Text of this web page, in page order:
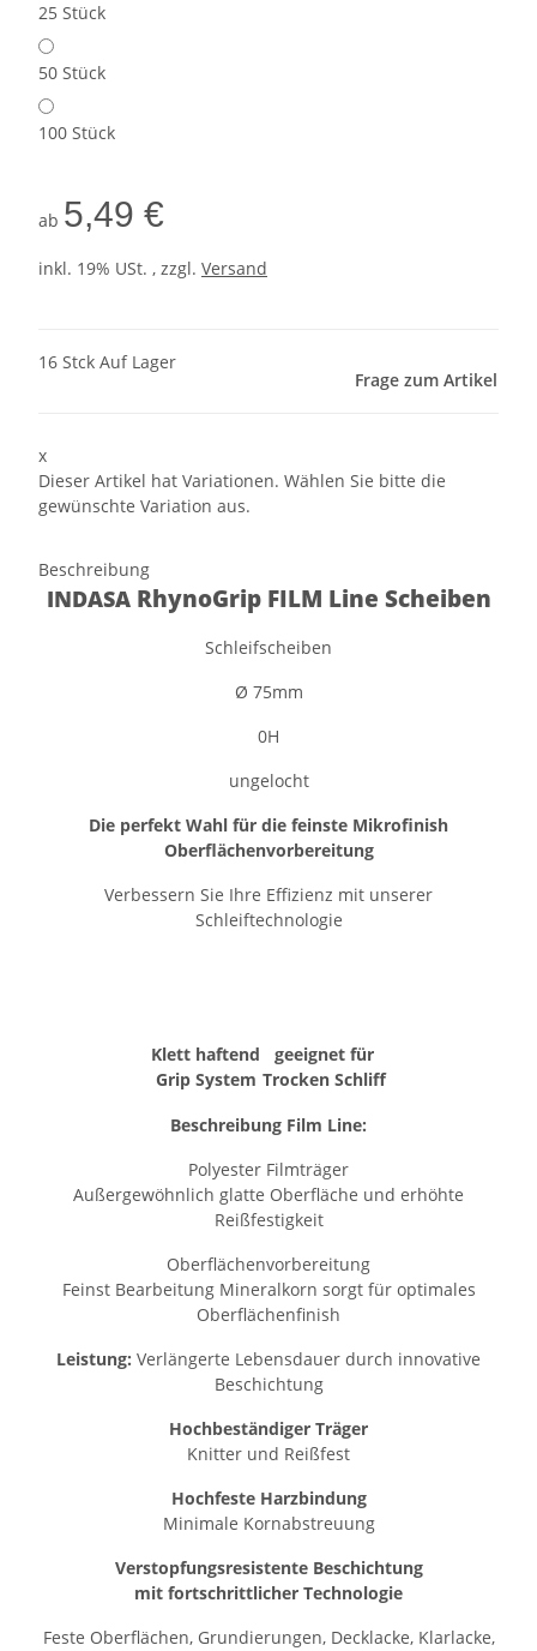
25 Stück
50 Stück
100 Stück
ab 5,49 €
inkl. 19% USt. , zzgl. Versand
16 Stck Auf Lager
Frage zum Artikel
x
Dieser Artikel hat Variationen. Wählen Sie bitte die
gewünschte Variation aus.
Beschreibung
INDASA RhynoGrip FILM Line Scheiben
Schleifscheiben
Ø 75mm
0H
ungelocht
Die perfekt Wahl für die feinste Mikrofinish
Oberflächenvorbereitung
Verbessern Sie Ihre Effizienz mit unserer
Schleiftechnologie
Klett haftend
Grip System
geeignet für
Trocken Schliff
Beschreibung Film Line:
Polyester Filmträger
Außergewöhnlich glatte Oberfläche und erhöhte
Reißfestigkeit
Oberflächenvorbereitung
Feinst Bearbeitung Mineralkorn sorgt für optimales
Oberflächenfinish
Leistung: Verlängerte Lebensdauer durch innovative
Beschichtung
Hochbeständiger Träger
Knitter und Reißfest
Hochfeste Harzbindung
Minimale Kornabstreuung
Verstopfungsresistente Beschichtung
mit fortschrittlicher Technologie
Feste Oberflächen, Grundierungen, Decklacke, Klarlacke,